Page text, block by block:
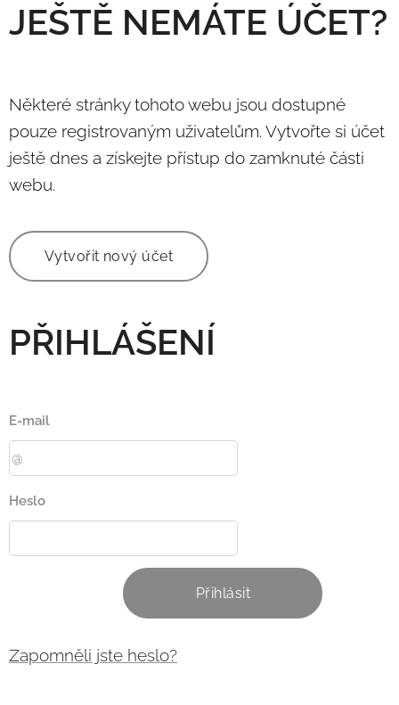
JEŠTĚ NEMÁTE ÚČET?
Některé stránky tohoto webu jsou dostupné
pouze registrovaným uživatelům. Vytvořte si účet
ještě dnes a získejte přístup do zamknuté části
webu.
Vytvořit nový účet
PŘIHLÁŠENÍ
E-mail
Heslo
Přihlásit
Zapomněli jste heslo?